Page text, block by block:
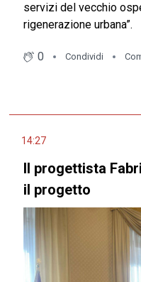
servizi del vecchio
rigenerazione urbana”.
0 Condividi
14:27
Il progettista
il progetto